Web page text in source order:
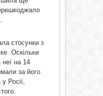
стосунки з
Оскільки
на 14
за його
Росії,